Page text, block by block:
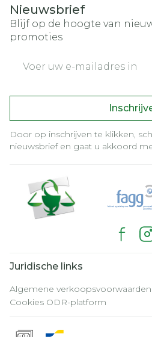
Nieuwsbrief
Blijf op de hoogte van
promoties
Door op inschrijven te klikken,
nieuwsbrief en gaat u akkoord
Juridische links
Algemene verkoopsvoorwaarden
Cookies ODR-platform